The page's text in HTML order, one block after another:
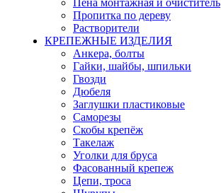
Пена монтажная и очиститель
Пропитка по дереву
Растворители
КРЕПЕЖНЫЕ ИЗДЕЛИЯ
Анкера, болты
Гайки, шайбы, шпильки
Гвозди
Дюбеля
Заглушки пластиковые
Саморезы
Скобы крепёж
Такелаж
Уголки для бруса
Фасованный крепеж
Цепи, троса